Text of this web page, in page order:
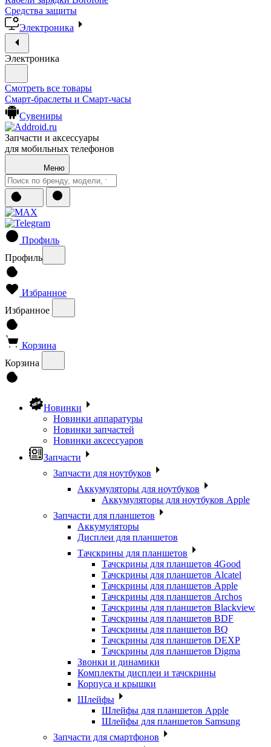
Средства защиты
Электроника
Электроника
Смотреть все товары
Смарт-браслеты и Смарт-часы
Сувениры
Запчасти и аксессуары
для мобильных телефонов
Меню
Профиль
Профиль
Избранное
Избранное
Корзина
Корзина
Новинки
Новинки аппаратуры
Новинки запчастей
Новинки аксессуаров
Запчасти
Запчасти для ноутбуков
Аккумуляторы для ноутбуков
Аккумуляторы для ноутбуков Apple
Запчасти для планшетов
Аккумуляторы
Дисплеи для планшетов
Тачскрины для планшетов
Тачскрины для планшетов 4Good
Тачскрины для планшетов Alcatel
Тачскрины для планшетов Apple
Тачскрины для планшетов Archos
Тачскрины для планшетов Blackview
Тачскрины для планшетов BDF
Тачскрины для планшетов BQ
Тачскрины для планшетов DEXP
Тачскрины для планшетов Digma
Звонки и динамики
Комплекты дисплеи и тачскрины
Корпуса и крышки
Шлейфы
Шлейфы для планшетов Apple
Шлейфы для планшетов Samsung
Запчасти для смартфонов